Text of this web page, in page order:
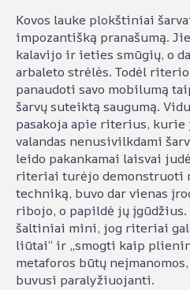
Kovos lauke plokštiniai
impozantišką pranašumą.
kalavijo ir ieties smūgių, o
arbaleto strėlės. Todėl
panaudoti savo mobilumą
šarvų suteiktą saugumą.
pasakoja apie riterius, kurie
valandas nenusivilkdami
leido pakankamai laisvai
riteriai turėjo demonstruoti
techniką, buvo dar vienas
ribojo, o papildė jų įgūdžius.
šaltiniai mini, jog riteriai
liūtai“ ir „smogti kaip
metaforos būtų
buvusi paralyžiuojanti.